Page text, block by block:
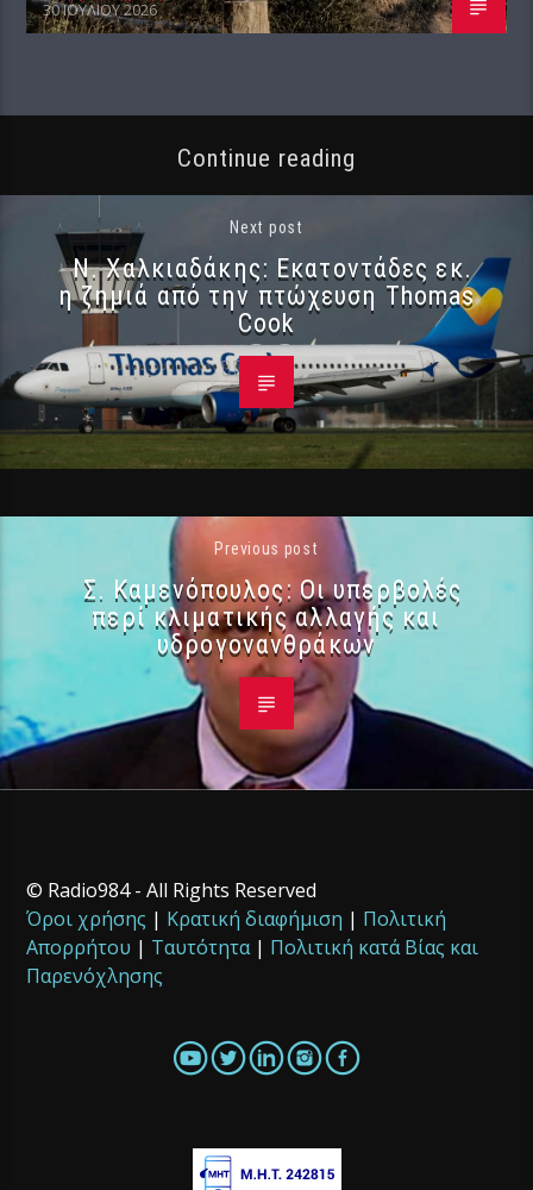
30 ΙΟΥΛΊΟΥ 2026
Continue reading
Next post
Ν. Χαλκιαδάκης: Εκατοντάδες εκ.
η ζημιά από την πτώχευση Thomas
Cook
Previous post
Σ. Καμενόπουλος: Οι υπερβολές
περί κλιματικής αλλαγής και
υδρογονανθράκων
© Radio984 - All Rights Reserved
Όροι χρήσης | Κρατική διαφήμιση | Πολιτική
Απορρήτου | Ταυτότητα| Πολιτική κατά Βίας και
Παρενόχλησης